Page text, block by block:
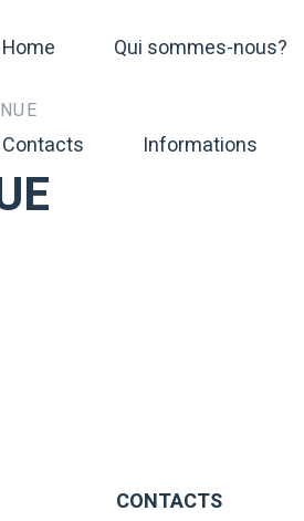
Home Qui sommes-nous?
Contacts Informations
CONTACTS